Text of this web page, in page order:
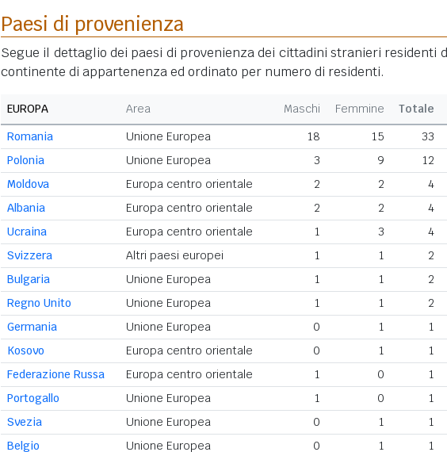
Paesi di provenienza
Segue il dettaglio dei paesi di provenienza dei cittadini stranieri residenti
continente di appartenenza ed ordinato per numero di residenti.
EUROPA Area Maschi Femmine Totale
Romania
Unione Europea 18 15 33
Polonia
Unione Europea 3 9 12
Moldova
Europa centro orientale 2 2 4
Albania
Europa centro orientale 2 2 4
Ucraina
Europa centro orientale 1 3 4
Svizzera
Altri paesi europei 1 1 2
Bulgaria
Unione Europea 1 1 2
Regno Unito
Unione Europea 1 1 2
Germania
Unione Europea 0 1 1
Kosovo
Europa centro orientale 0 1 1
Federazione Russa
Europa centro orientale 1 0 1
Portogallo
Unione Europea 1 0 1
Svezia
Unione Europea 0 1 1
Belgio
Unione Europea 0 1 1